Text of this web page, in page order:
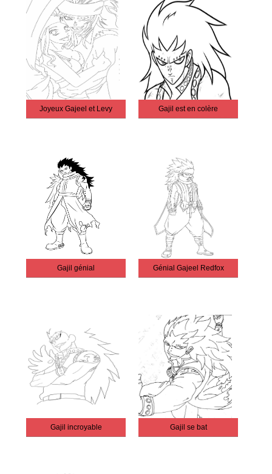
Joyeux Gajeel et Levy Gajil est en colère
Gajil génial Génial Gajeel Redfox
Gajil incroyable Gajil se bat